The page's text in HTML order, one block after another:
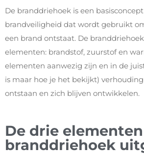
De branddriehoek is een
brandveiligheid dat wordt gebruikt
een brand ontstaat. De
elementen: brandstof, zuurstof en
elementen aanwezig zijn en in de
is maar hoe je het bekijkt)
ontstaan en zich blijven ontwikkelen.
De drie
branddriehoek